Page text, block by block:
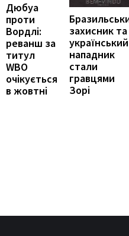
Дюбуа
проти
Вордлі:
реванш за
титул
WBO
очікується
в жовтні
захисник та
український
нападник
стали
гравцями
Зорі